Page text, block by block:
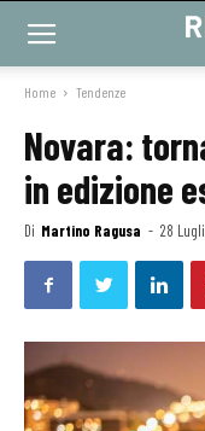
Home Tendenze
Novara:
in edizione
Di Martino Ragusa - 28